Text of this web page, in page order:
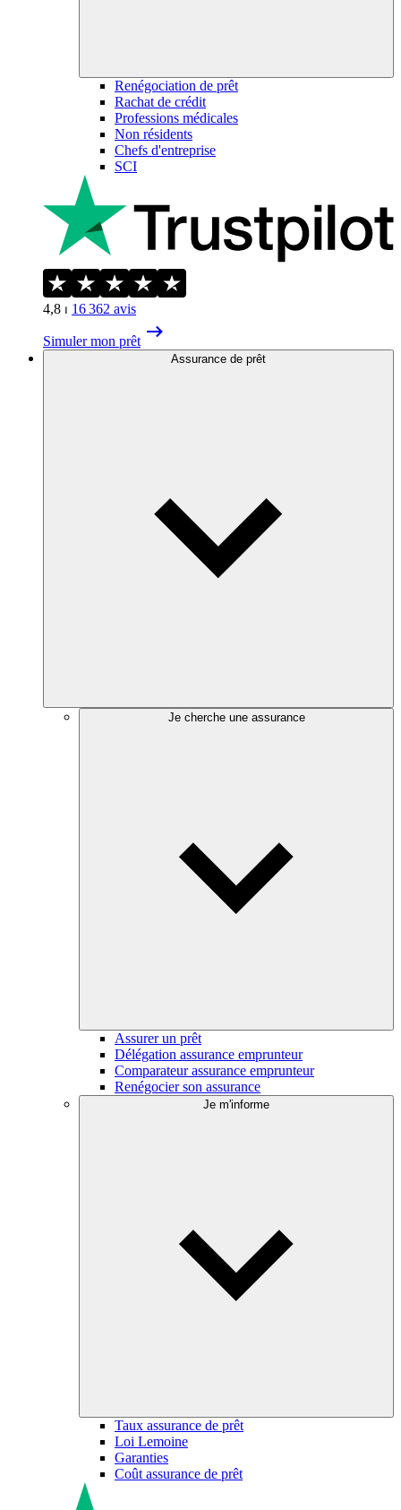
Renégociation de prêt
Rachat de crédit
Professions médicales
Non résidents
Chefs d'entreprise
SCI
4,8 ⏐ 16 362 avis
Simuler mon prêt
Assurance de prêt
Je cherche une assurance
Assurer un prêt
Délégation assurance emprunteur
Comparateur assurance emprunteur
Renégocier son assurance
Je m'informe
Taux assurance de prêt
Loi Lemoine
Garanties
Coût assurance de prêt